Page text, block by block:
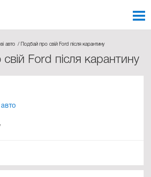
авто Подбай про свій Ford після карантину
Ford після карантину
авто